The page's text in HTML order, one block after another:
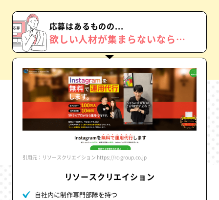
応募はあるものの...
欲しい人材が集まらないなら…
引用元：リソースクリエイション https://rc-group.co.jp
リソースクリエイション
自社内に制作専門部隊を持つ